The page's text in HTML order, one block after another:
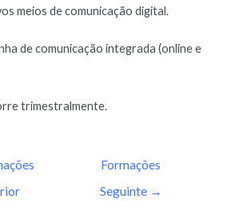
meios de comunicação digital.
de comunicação integrada (online e
trimestralmente.
Formações
Seguinte →